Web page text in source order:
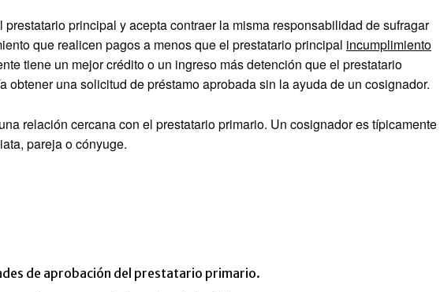
principal y acepta contraer la misma responsabilidad de sufragar
que realicen pagos a menos que el prestatario principal incumplimiento
tiene un mejor crédito o un ingreso más detención que el prestatario
obtener una solicitud de préstamo aprobada sin la ayuda de un cosignador.
relación cercana con el prestatario primario. Un cosignador es típicamente
pareja o cónyuge.
de aprobación del prestatario primario.